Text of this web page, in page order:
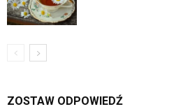
ZOSTAW ODPOWIEDŹ